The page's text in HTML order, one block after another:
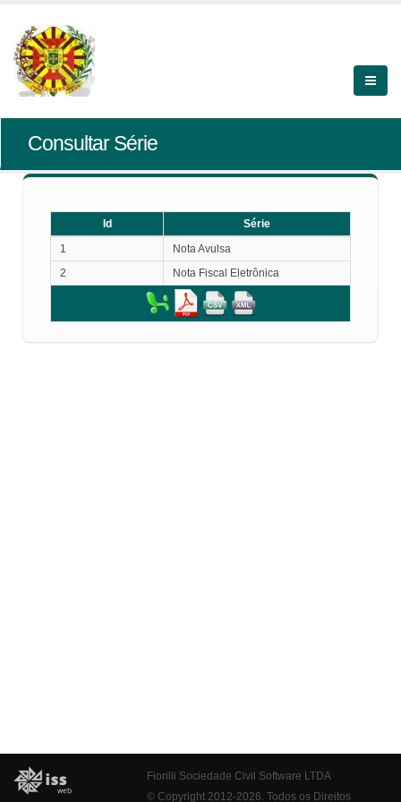
Consultar Série
Id
Série
1
Nota Avulsa
2
Nota Fiscal Eletrônica
Fiorilli Sociedade Civil Software LTDA
© Copyright 2012-2026. Todos os Direitos